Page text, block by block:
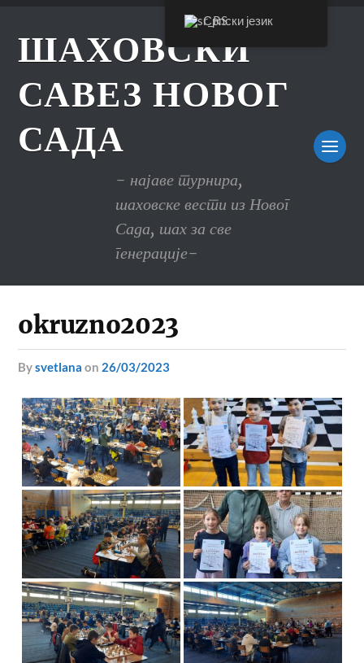
ШАХОВСКИ
САВЕЗ НОВОГ
САДА
- најаве турнира,
шаховске вести из Новог
Сада, шах за све
генерације-
okruzno2023
bysvetlana on 26/03/2023
Српски језик